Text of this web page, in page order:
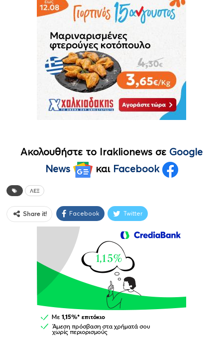
Ακολουθήστε το Iraklionews σε Google
News
και Facebook
ΛΕΞ
Share it! Facebook Twitter